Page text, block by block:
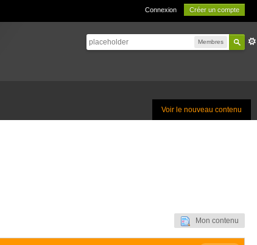
Connexion Créer un compte
Membres
Voir le nouveau contenu
Mon contenu